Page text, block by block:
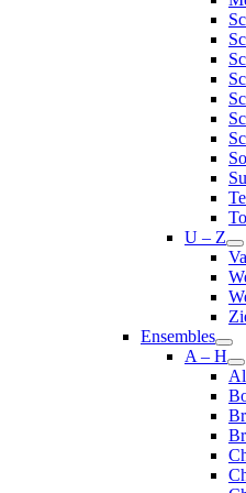
U – Z
Ensembles
A – H